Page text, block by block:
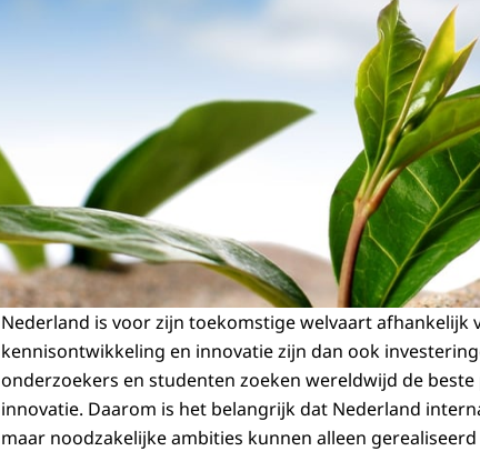
Nederland is voor zijn toekomstige welvaart afhankelijk
kennisontwikkeling en innovatie zijn dan ook
onderzoekers en studenten zoeken wereldwijd de
innovatie. Daarom is het belangrijk dat Nederland
maar noodzakelijke ambities kunnen alleen